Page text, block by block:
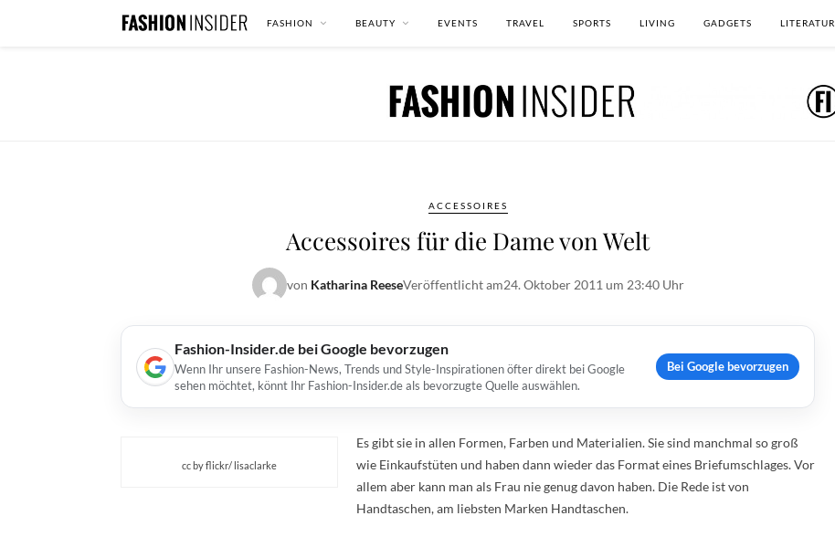
FASHION BEAUTY EVENTS TRAVEL SPORTS LIVING GADGETS LITERATUR
ACCESSOIRES
Accessoires für die Dame von Welt
von Katharina ReeseVeröffentlicht am24. Oktober 2011 um 23:40 Uhr
Fashion-Insider.de bei Google bevorzugen
Wenn Ihr unsere Fashion-News, Trends und Style-Inspirationen öfter direkt bei Google
sehen möchtet, könnt Ihr Fashion-Insider.de als bevorzugte Quelle auswählen.
Bei Google bevorzugen
cc by flickr/ lisaclarke
Es gibt sie in allen Formen, Farben und Materialien. Sie sind manchmal so groß
wie Einkaufstüten und haben dann wieder das Format eines Briefumschlages. Vor
allem aber kann man als Frau nie genug davon haben. Die Rede ist von
Handtaschen, am liebsten Marken Handtaschen.